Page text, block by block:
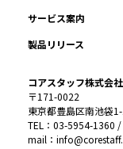
サービス案内
製品リリース
コアスタッフ株式会社
〒171-0022
東京都豊島区南池袋
TEL：03-5954-1360
mail：